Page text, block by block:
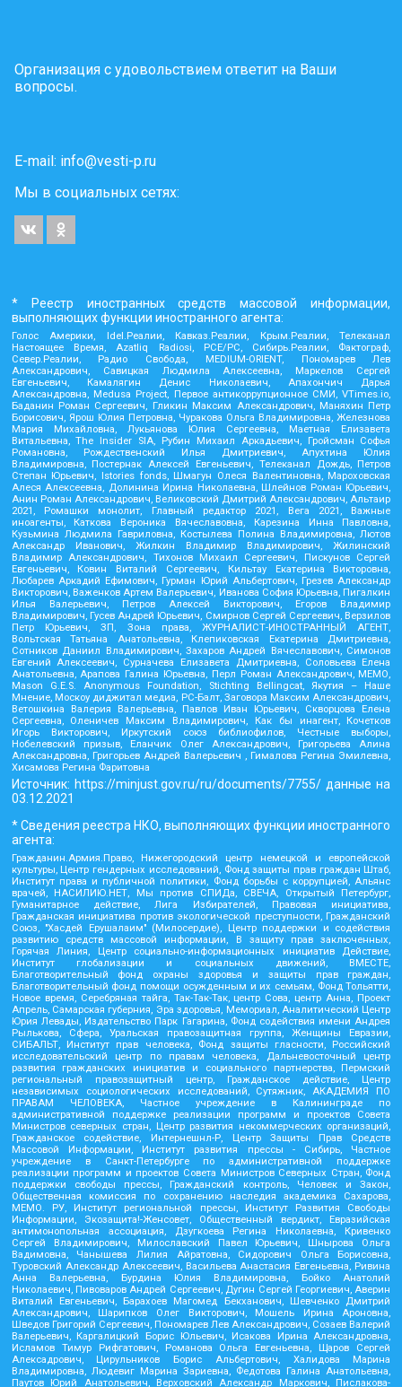
Организация с удовольствием ответит на Ваши
вопросы.
E-mail: info@vesti-p.ru
Мы в социальных сетях:
* Реестр иностранных средств массовой информации,
выполняющих функции иностранного агента:
Голос Америки, Idel.Реалии, Кавказ.Реалии, Крым.Реалии, Телеканал
Настоящее Время, Azatliq Radiosi, PCE/PC, Сибирь.Реалии, Фактограф,
Север.Реалии, Радио Свобода, MEDIUM-ORIENT, Пономарев Лев
Александрович, Савицкая Людмила Алексеевна, Маркелов Сергей
Евгеньевич, Камалягин Денис Николаевич, Апахончич Дарья
Александровна, Medusa Project, Первое антикоррупционное СМИ, VTimes.io,
Баданин Роман Сергеевич, Гликин Максим Александрович, Маняхин Петр
Борисович, Ярош Юлия Петровна, Чуракова Ольга Владимировна, Железнова
Мария Михайловна, Лукьянова Юлия Сергеевна, Маетная Елизавета
Витальевна, The Insider SIA, Рубин Михаил Аркадьевич, Гройсман Софья
Романовна, Рождественский Илья Дмитриевич, Апухтина Юлия
Владимировна, Постернак Алексей Евгеньевич, Телеканал Дождь, Петров
Степан Юрьевич, Istories fonds, Шмагун Олеся Валентиновна, Мароховская
Алеся Алексеевна, Долинина Ирина Николаевна, Шлейнов Роман Юрьевич,
Анин Роман Александрович, Великовский Дмитрий Александрович, Альтаир
2021, Ромашки монолит, Главный редактор 2021, Вега 2021, Важные
иноагенты, Каткова Вероника Вячеславовна, Карезина Инна Павловна,
Кузьмина Людмила Гавриловна, Костылева Полина Владимировна, Лютов
Александр Иванович, Жилкин Владимир Владимирович, Жилинский
Владимир Александрович, Тихонов Михаил Сергеевич, Пискунов Сергей
Евгеньевич, Ковин Виталий Сергеевич, Кильтау Екатерина Викторовна,
Любарев Аркадий Ефимович, Гурман Юрий Альбертович, Грезев Александр
Викторович, Важенков Артем Валерьевич, Иванова София Юрьевна, Пигалкин
Илья Валерьевич, Петров Алексей Викторович, Егоров Владимир
Владимирович, Гусев Андрей Юрьевич, Смирнов Сергей Сергеевич, Верзилов
Петр Юрьевич, ЗП, Зона права, ЖУРНАЛИСТ-ИНОСТРАННЫЙ АГЕНТ,
Вольтская Татьяна Анатольевна, Клепиковская Екатерина Дмитриевна,
Сотников Даниил Владимирович, Захаров Андрей Вячеславович, Симонов
Евгений Алексеевич, Сурначева Елизавета Дмитриевна, Соловьева Елена
Анатольевна, Арапова Галина Юрьевна, Перл Роман Александрович, МЕМО,
Mason G.E.S. Anonymous Foundation, Stichting Bellingcat, Якутия – Наше
Мнение, Москоу диджитал медиа, РС-Балт, Заговора Максим Александрович,
Ветошкина Валерия Валерьевна, Павлов Иван Юрьевич, Скворцова Елена
Сергеевна, Оленичев Максим Владимирович, Как бы инагент, Кочетков
Игорь Викторович, Иркутский союз библиофилов, Честные выборы,
Нобелевский призыв, Еланчик Олег Александрович, Григорьева Алина
Александровна, Григорьев Андрей Валерьевич , Гималова Регина Эмилевна,
Хисамова Регина Фаритовна
Источник: https://minjust.gov.ru/ru/documents/7755/данные на
03.12.2021
* Сведения реестра НКО, выполняющих функции иностранного
агента:
Гражданин.Армия.Право, Нижегородский центр немецкой и европейской
культуры, Центр гендерных исследований, Фонд защиты прав граждан Штаб,
Институт права и публичной политики, Фонд борьбы с коррупцией, Альянс
врачей, НАСИЛИЮ.НЕТ, Мы против СПИДа, СВЕЧА, Открытый Петербург,
Гуманитарное действие, Лига Избирателей, Правовая инициатива,
Гражданская инициатива против экологической преступности, Гражданский
Союз, "Хасдей Ерушалаим" (Милосердие), Центр поддержки и содействия
развитию средств массовой информации, В защиту прав заключенных,
Горячая Линия, Центр социально-информационных инициатив Действие,
Институт глобализации и социальных движений, ВМЕСТЕ,
Благотворительный фонд охраны здоровья и защиты прав граждан,
Благотворительный фонд помощи осужденным и их семьям, Фонд Тольятти,
Новое время, Серебряная тайга, Так-Так-Так, центр Сова, центр Анна, Проект
Апрель, Самарская губерния, Эра здоровья, Мемориал, Аналитический Центр
Юрия Левады, Издательство Парк Гагарина, Фонд содействия имени Андрея
Рылькова, Сфера, Уральская правозащитная группа, Женщины Евразии,
СИБАЛЬТ, Институт прав человека, Фонд защиты гласности, Российский
исследовательский центр по правам человека, Дальневосточный центр
развития гражданских инициатив и социального партнерства, Пермский
региональный правозащитный центр, Гражданское действие, Центр
независимых социологических исследований, Сутяжник, АКАДЕМИЯ ПО
ПРАВАМ ЧЕЛОВЕКА, Частное учреждение в Калининграде по
административной поддержке реализации программ и проектов Совета
Министров северных стран, Центр развития некоммерческих организаций,
Гражданское содействие, Интернешнл-Р, Центр Защиты Прав Средств
Массовой Информации, Институт развития прессы - Сибирь, Частное
учреждение в Санкт-Петербурге по административной поддержке
реализации программ и проектов Совета Министров Северных Стран, Фонд
поддержки свободы прессы, Гражданский контроль, Человек и Закон,
Общественная комиссия по сохранению наследия академика Сахарова,
МЕМО. РУ, Институт региональной прессы, Институт Развития Свободы
Информации, Экозащита!-Женсовет, Общественный вердикт, Евразийская
антимонопольная ассоциация, Дзугкоева Регина Николаевна, Кривенко
Сергей Владимирович, Милославский Павел Юрьевич, Шнырова Ольга
Вадимовна, Чанышева Лилия Айратовна, Сидорович Ольга Борисовна,
Туровский Александр Алексеевич, Васильева Анастасия Евгеньевна, Ривина
Анна Валерьевна, Бурдина Юлия Владимировна, Бойко Анатолий
Николаевич, Пивоваров Андрей Сергеевич, Дугин Сергей Георгиевич, Аверин
Виталий Евгеньевич, Барахоев Магомед Бекханович, Шевченко Дмитрий
Александрович, Шарипков Олег Викторович, Мошель Ирина Ароновна,
Шведов Григорий Сергеевич, Пономарев Лев Александрович, Созаев Валерий
Валерьевич, Каргалицкий Борис Юльевич, Исакова Ирина Александровна,
Исламов Тимур Рифгатович, Романова Ольга Евгеньевна, Щаров Сергей
Алексадрович, Цирульников Борис Альбертович, Халидова Марина
Владимировна, Людевиг Марина Зариевна, Федотова Галина Анатольевна,
Паутов Юрий Анатольевич, Верховский Александр Маркович, Пислакова-